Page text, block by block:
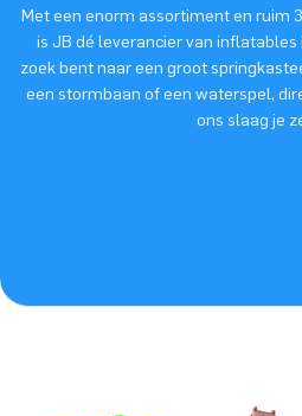
Met een enorm assortiment en ruim
is JB dé leverancier van inflatables
zoek bent naar een groot
een stormbaan of een waterspel,
ons slaag je